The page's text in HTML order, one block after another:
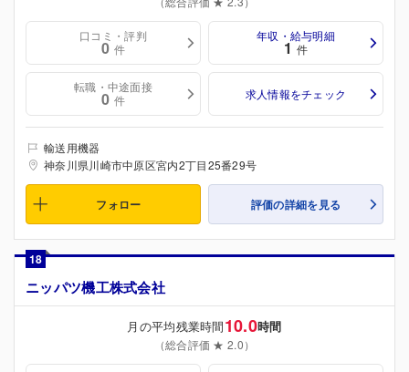
口コミ・評判
0 件
年収・給与明細
1 件
転職・中途面接
0 件 求人情報をチェック
輸送用機器
神奈川県川崎市中原区宮内2丁目25番29号
フォロー 評価の詳細を見る
18
ニッパツ機工株式会社
月の平均残業時間10.0時間
（総合評価 ★ 2.0）